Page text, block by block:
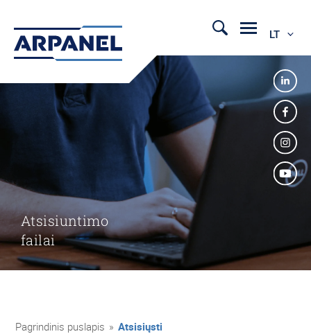
LT
Atsisiuntimo
failai
Pagrindinis puslapis » Atsisiųsti